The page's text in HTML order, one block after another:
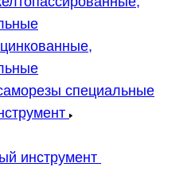
специальные
инструмент